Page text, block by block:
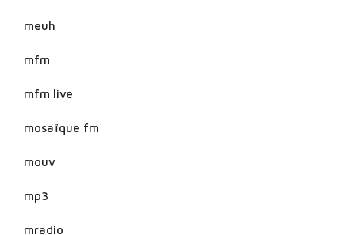
meuh
mfm
mfm live
mosaïque fm
mouv
mp3
mradio